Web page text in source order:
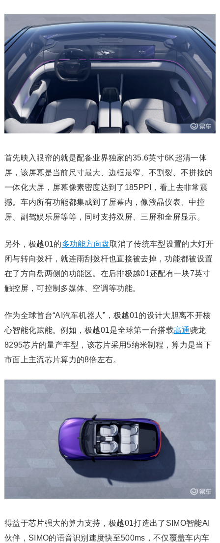
首先映入眼帘的就是配备业界独家的35.6英寸6K超清一体
屏，该屏幕是当前尺寸最大、边框最窄、不割裂、不拼接的
一体化大屏，屏幕像素密度达到了185PPI，看上去非常震
撼。车内所有功能都集成到了屏幕内，像液晶仪表、中控
屏、副驾娱乐屏等等，同时支持双屏、三屏和全屏显示。
另外，极越01的多功能方向盘取消了传统车型设置的大灯开
闭与转向拨杆，就连雨刮拨杆也直接被去掉，功能都被设置
在了方向盘两侧的功能区。在后排极越01还配有一块7英寸
触控屏，可控制多媒体、空调等功能。
作为全球首台“AI汽车机器人”，极越01的设计大胆离不开核
心智能化赋能。例如，极越01是全球第一台搭载高通骁龙
8295芯片的量产车型，该芯片采用5纳米制程，算力是当下
市面上主流芯片算力的8倍左右。
得益于芯片强大的算力支持，极越01打造出了SIMO智能AI
伙伴，SIMO的语音识别速度快至500ms，不仅覆盖车内车